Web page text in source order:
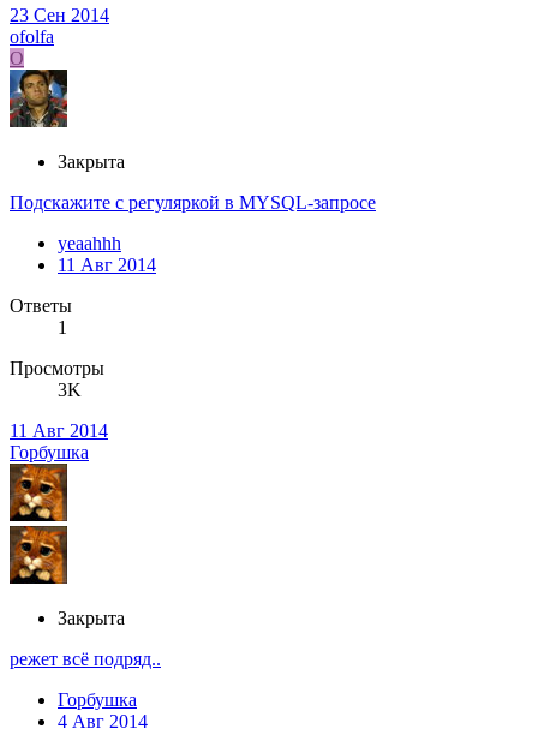
23 Сен 2014
ofolfa
O
Закрыта
Подскажите с регуляркой в MYSQL-запросе
yeaahhh
11 Авг 2014
Ответы
1
Просмотры
3K
11 Авг 2014
Горбушка
Закрыта
режет всё подряд..
Горбушка
4 Авг 2014